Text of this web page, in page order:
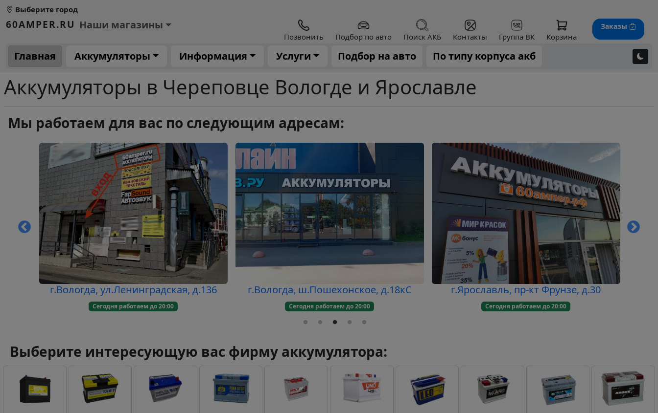
Перейти к основному содержанию
Выберите город
60AMPER.RU Основное меню 1
Наши магазины
Позвонить Подбор по авто Поиск АКБ Контакты Группа ВК Корзина
Заказы
Главная Аккумуляторы Информация Услуги Подбор на авто По типу корпуса акб
Аккумуляторы в Череповце Вологде и Ярославле
Мы работаем для вас по следующим адресам:
г.Вологда, ул.Ленинградская, д.136
Сегодня работаем до 20:00
г.Вологда, ш.Пошехонское, д.18кC
Сегодня работаем до 20:00
г.Ярославль, пр-кт Фрунзе, д.30
Сегодня работаем до 20:00
Выберите интересующую вас фирму аккумулятора: